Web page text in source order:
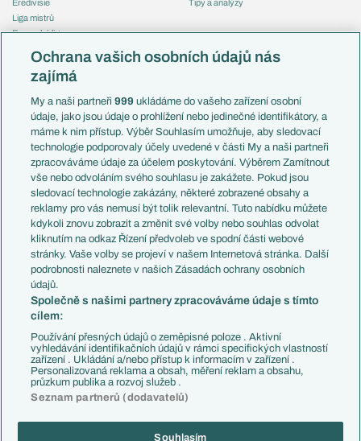
Eredivisie
Liga mistrů
Evropská liga
Mistrovství světa
Liga národů
Témata
Představení týmů MS
EuroSkauting
PL v kostce
Evropské koeficienty
Přestupy
Přestupové spekulace
Zranění
Kluby
Arsenal FC
Chelsea FC
Manchester United
AC Milán
Juventus FC
Bayern Mnichov
FC Barcelona
Real Madrid
Tipy a analýzy
Česko
Francie
Itálie
Německo
Španělsko
Argentina
Brazílie
Přestupy
Zápasy
Livescore
Tipovací soutěž
Ochrana vašich osobních údajů nás
zajímá
My a naši partneři999 ukládáme do vašeho zařízení osobní
údaje, jako jsou údaje o prohlížení nebo jedinečné identifikátory, a
máme k nim přístup. Výběr Souhlasím umožňuje, aby sledovací
technologie podporovaly účely uvedené v části My a naši partneři
zpracováváme údaje za účelem poskytování. Výběrem Zamítnout
vše nebo odvoláním svého souhlasu je zakážete. Pokud jsou
sledovací technologie zakázány, některé zobrazené obsahy a
reklamy pro vás nemusí být tolik relevantní. Tuto nabídku můžete
kdykoli znovu zobrazit a změnit své volby nebo souhlas odvolat
kliknutím na odkaz Řízení předvoleb ve spodní části webové
stránky. Vaše volby se projeví v našem Internetová stránka. Další
podrobnosti naleznete v našich Zásadách ochrany osobních
údajů.
Společně s našimi partnery zpracováváme údaje s tímto
cílem:
Používání přesných údajů o zeměpisné poloze . Aktivní
vyhledávání identifikačních údajů v rámci specifických vlastností
zařízení . Ukládání a/nebo přístup k informacím v zařízení .
Personalizovaná reklama a obsah, měření reklam a obsahu,
průzkum publika a rozvoj služeb .
Seznam partnerů (dodavatelů)
Souhlasím